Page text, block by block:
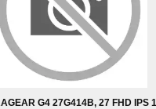
G4 27G414B, 27 FHD IPS